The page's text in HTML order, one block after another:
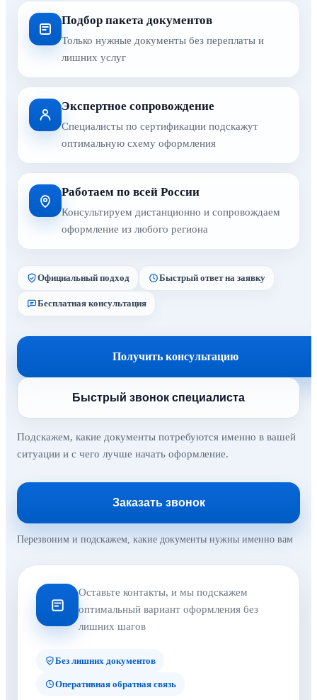
Подбор пакета документов
Только нужные документы без переплаты и
лишних услуг
Экспертное сопровождение
Специалисты по сертификации подскажут
оптимальную схему оформления
Работаем по всей России
Консультируем дистанционно и сопровождаем
оформление из любого региона
Официальный подход Быстрый ответ на заявку
Бесплатная консультация
Получить консультацию
Быстрый звонок специалиста
Подскажем, какие документы потребуются именно в вашей
ситуации и с чего лучше начать оформление.
Заказать звонок
Перезвоним и подскажем, какие документы нужны именно вам
Оставьте контакты, и мы подскажем
оптимальный вариант оформления без
лишних шагов
Без лишних документов
Оперативная обратная связь